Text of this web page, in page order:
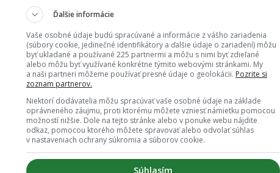
Ďalšie informácie
Vaše osobné údaje budú spracúvané a informácie z vášho zariadenia
(súbory cookie, jedinečné identifikátory a ďalšie údaje o zariadení) môžu
byť ukladané a používané 225 partnermi a môžu s nimi byť zdieľané
alebo môžu byť využívané konkrétne týmito webovými stránkami. My
a naši partneri môžeme používať presné údaje o geolokácii. Pozrite si
zoznam partnerov.
Niektorí dodávatelia môžu spracúvať vaše osobné údaje na základe
oprávneného záujmu, proti ktorému môžete vzniesť námietku pomocou
možností nižšie. Dole na tejto stránke alebo v ponuke webu nájdite
odkaz, pomocou ktorého môžete spravovať alebo odvolať súhlas
v nastaveniach ochrany súkromia a súborov cookie.
Súhlasím